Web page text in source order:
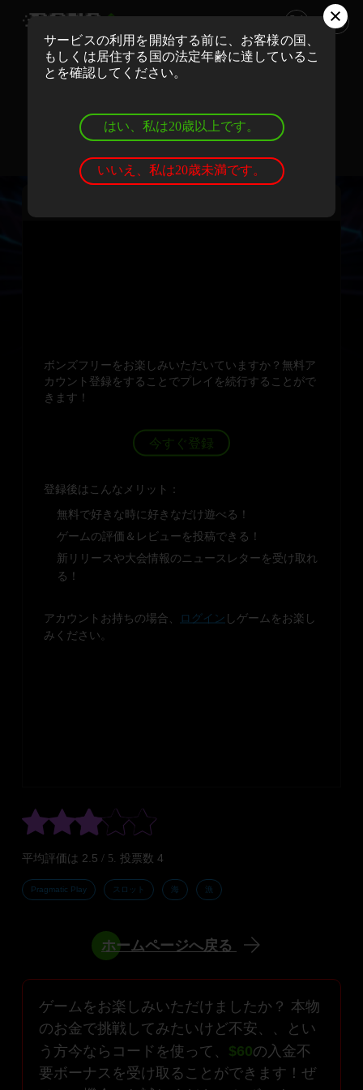
ボンズカジノでリアルマネーでプレイ
ボンズカジノでデモゲームを遊ぼう
登録 ログイン
サービスの利用を開始する前に、お客様の国、
もしくは居住する国の法定年齢に達しているこ
とを確認してください。
はい、私は20歳以上です。
いいえ、私は20歳未満です。
ボンズフリーをお楽しみいただいていますか？無料ア
カウント登録をすることでプレイを続行することがで
きます！
今すぐ登録
登録後はこんなメリット：
無料で好きな時に好きなだけ遊べる！
ゲームの評価＆レビューを投稿できる！
新リリースや大会情報のニュースレターを受け取れ
る！
アカウントお持ちの場合、 ログイン しゲームをお楽し
みください。
平均評価は 2.5 / 5. 投票数 4
Pragmatic Play スロット 海 漁
ホームページへ戻る
ゲームをお楽しみいただけましたか？ 本物
のお金で挑戦してみたいけど不安、、とい
う方今ならコードを使って、 $60の入金不
要ボーナスを受け取ることができます！ぜ